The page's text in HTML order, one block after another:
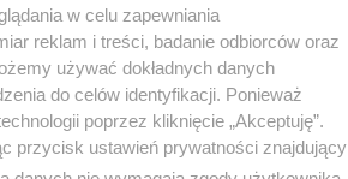
w celu zapewniania
reklam i treści, badanie odbiorców oraz
używać dokładnych danych
do celów identyfikacji. Ponieważ
poprzez kliknięcie „Akceptuję”.
przycisk ustawień prywatności znajdujący